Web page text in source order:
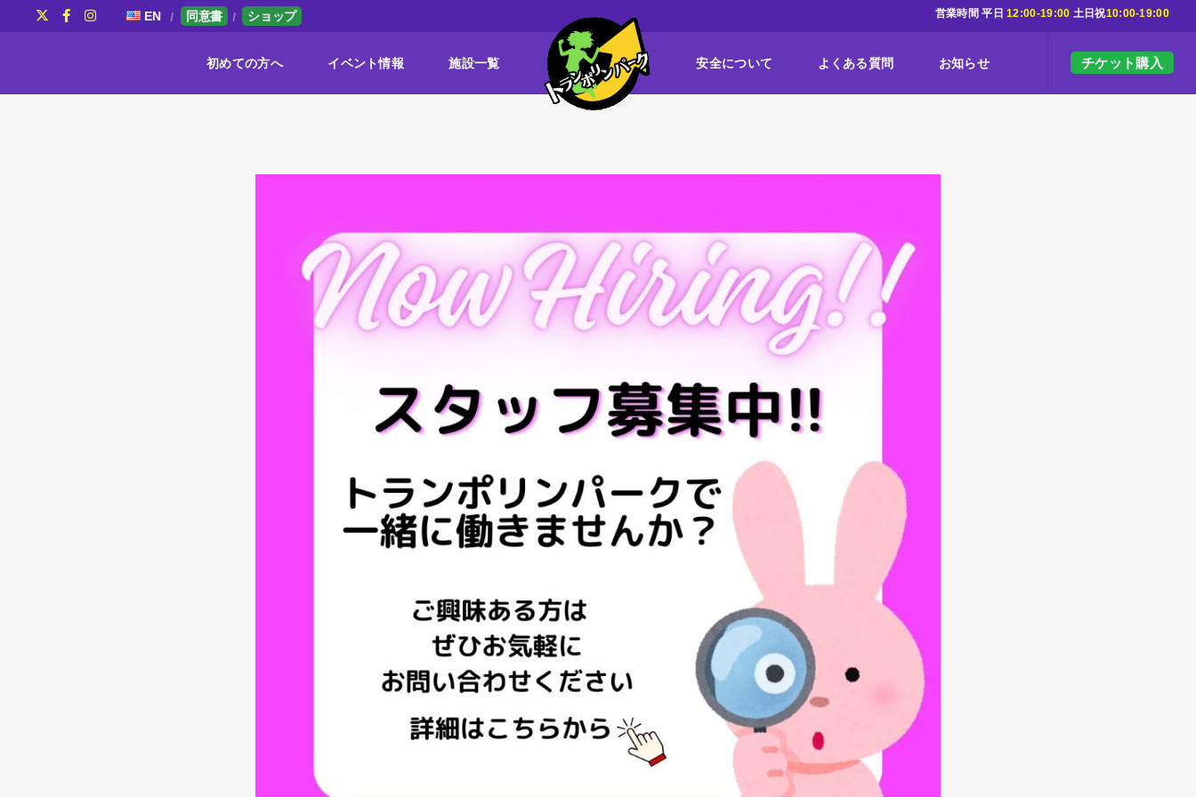
EN 同意書 ショップ 営業時間 平日12:00-19:00 土日祝10:00-19:00
チケット購入
初めての方へ イベント情報 施設一覧 安全について よくある質問 お知らせ